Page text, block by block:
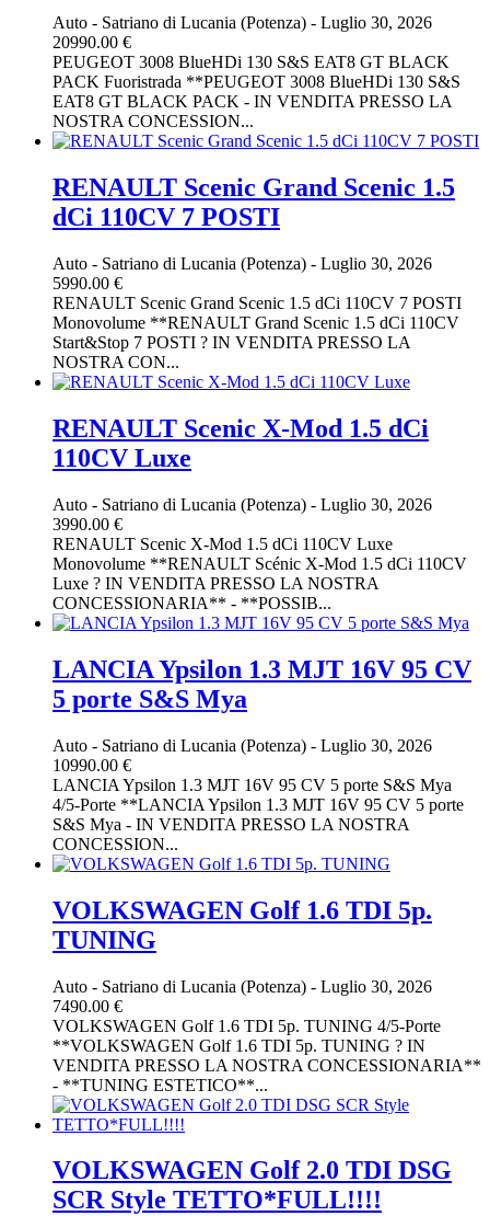
Auto - Satriano di Lucania (Potenza) - Luglio 30, 2026
20990.00 €
PEUGEOT 3008 BlueHDi 130 S&S EAT8 GT BLACK
PACK Fuoristrada **PEUGEOT 3008 BlueHDi 130 S&S
EAT8 GT BLACK PACK - IN VENDITA PRESSO LA
NOSTRA CONCESSION...
RENAULT Scenic Grand Scenic 1.5
dCi 110CV 7 POSTI
Auto - Satriano di Lucania (Potenza) - Luglio 30, 2026
5990.00 €
RENAULT Scenic Grand Scenic 1.5 dCi 110CV 7 POSTI
Monovolume **RENAULT Grand Scenic 1.5 dCi 110CV
Start&Stop 7 POSTI ? IN VENDITA PRESSO LA
NOSTRA CON...
RENAULT Scenic X-Mod 1.5 dCi
110CV Luxe
Auto - Satriano di Lucania (Potenza) - Luglio 30, 2026
3990.00 €
RENAULT Scenic X-Mod 1.5 dCi 110CV Luxe
Monovolume **RENAULT Scénic X-Mod 1.5 dCi 110CV
Luxe ? IN VENDITA PRESSO LA NOSTRA
CONCESSIONARIA** - **POSSIB...
LANCIA Ypsilon 1.3 MJT 16V 95 CV
5 porte S&S Mya
Auto - Satriano di Lucania (Potenza) - Luglio 30, 2026
10990.00 €
LANCIA Ypsilon 1.3 MJT 16V 95 CV 5 porte S&S Mya
4/5-Porte **LANCIA Ypsilon 1.3 MJT 16V 95 CV 5 porte
S&S Mya - IN VENDITA PRESSO LA NOSTRA
CONCESSION...
VOLKSWAGEN Golf 1.6 TDI 5p.
TUNING
Auto - Satriano di Lucania (Potenza) - Luglio 30, 2026
7490.00 €
VOLKSWAGEN Golf 1.6 TDI 5p. TUNING 4/5-Porte
**VOLKSWAGEN Golf 1.6 TDI 5p. TUNING ? IN
VENDITA PRESSO LA NOSTRA CONCESSIONARIA**
- **TUNING ESTETICO**...
VOLKSWAGEN Golf 2.0 TDI DSG
SCR Style TETTO*FULL!!!!